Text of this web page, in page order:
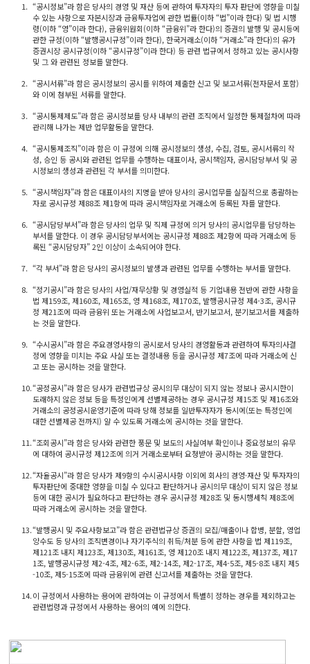
1. “공시정보”라 함은 당사의 경영 및 재산 등에 관하여 투자자의 투자 판단에 영향을 미칠
수 있는 사항으로 자본시장과 금융투자업에 관한 법률(이하 “법”이라 한다) 및 법 시행
령(이하 “영”이라 한다), 금융위원회(이하 “금융위”라 한다)의 증권의 발행 및 공시등에
관한 규정(이하 “발행공시규정”이라 한다), 한국거래소(이하 “거래소”라 한다)의 유가
증권시장 공시규정(이하 “공시규정”이라 한다) 등 관련 법규에서 정하고 있는 공시사항
및 그 와 관련된 정보를 말한다.
2. “공시서류”라 함은 공시정보의 공시를 위하여 제출한 신고 및 보고서류(전자문서 포함)
와 이에 첨부된 서류를 말한다.
3. “공시통제제도”라 함은 공시정보를 당사 내부의 관련 조직에서 일정한 통제절차에 따라
관리해 나가는 제반 업무활동을 말한다.
4. “공시통제조직”이라 함은 이 규정에 의해 공시정보의 생성, 수집, 검토, 공시서류의 작
성, 승인 등 공시와 관련된 업무를 수행하는 대표이사, 공시책임자, 공시담당부서 및 공
시정보의 생성과 관련된 각 부서를 의미한다.
5. “공시책임자”라 함은 대표이사의 지명을 받아 당사의 공시업무를 실질적으로 총괄하는
자로 공시규정 제88조 제1항에 따라 공시책임자로 거래소에 등록된 자를 말한다.
6. “공시담당부서”라 함은 당사의 업무 및 직제 규정에 의거 당사의 공시업무를 담당하는
부서를 말한다. 이 경우 공시담당부서에는 공시규정 제88조 제2항에 따라 거래소에 등
록된 “공시담당자” 2인 이상이 소속되어야 한다.
7. “각 부서”라 함은 당사의 공시정보의 발생과 관련된 업무를 수행하는 부서를 말한다.
8. “정기공시”라 함은 당사의 사업/재무상황 및 경영실적 등 기업내용 전반에 관한 사항을
법 제159조, 제160조, 제165조, 영 제168조, 제170조, 발행공시규정 제4-3조, 공시규
정 제21조에 따라 금융위 또는 거래소에 사업보고서, 반기보고서, 분기보고서를 제출하
는 것을 말한다.
9. “수시공시”라 함은 주요경영사항의 공시로서 당사의 경영활동과 관련하여 투자의사결
정에 영향을 미치는 주요 사실 또는 결정내용 등을 공시규정 제7조에 따라 거래소에 신
고 또는 공시하는 것을 말한다.
10.“공정공시”라 함은 당사가 관련법규상 공시의무 대상이 되지 않는 정보나 공시시한이
도래하지 않은 정보 등을 특정인에게 선별제공하는 경우 공시규정 제15조 및 제16조와
거래소의 공정공시운영기준에 따라 당해 정보를 일반투자자가 동시에(또는 특정인에
대한 선별제공 전까지) 알 수 있도록 거래소에 공시하는 것을 말한다.
11.“조회공시”라 함은 당사와 관련한 풍문 및 보도의 사실여부 확인이나 중요정보의 유무
에 대하여 공시규정 제12조에 의거 거래소로부터 요청받아 공시하는 것을 말한다.
12.“자율공시”라 함은 당사가 제9항의 수시공시사항 이외에 회사의 경영·재산 및 투자자의
투자판단에 중대한 영향을 미칠 수 있다고 판단하거나 공시의무 대상이 되지 않은 정보
등에 대한 공시가 필요하다고 판단하는 경우 공시규정 제28조 및 동시행세칙 제8조에
따라 거래소에 공시하는 것을 말한다.
13.“발행공시 및 주요사항보고”라 함은 관련법규상 증권의 모집/매출이나 합병, 분할, 영업
양수도 등 당사의 조직변경이나 자기주식의 취득/처분 등에 관한 사항을 법 제119조,
제121조 내지 제123조, 제130조, 제161조, 영 제120조 내지 제122조, 제137조, 제17
1조, 발행공시규정 제2-4조, 제2-6조, 제2-14조, 제2-17조, 제4-5조, 제5-8조 내지 제5
-10조, 제5-15조에 따라 금융위에 관련 신고서를 제출하는 것을 말한다.
14.이 규정에서 사용하는 용어에 관하여는 이 규정에서 특별히 정하는 경우를 제외하고는
관련법령과 규정에서 사용하는 용어의 예에 의한다.